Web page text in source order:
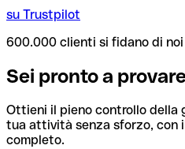
su Trustpilot
600.000 clienti si fidano di noi
Sei pronto a
Ottieni il pieno controllo della
tua attività senza sforzo, con
completo.